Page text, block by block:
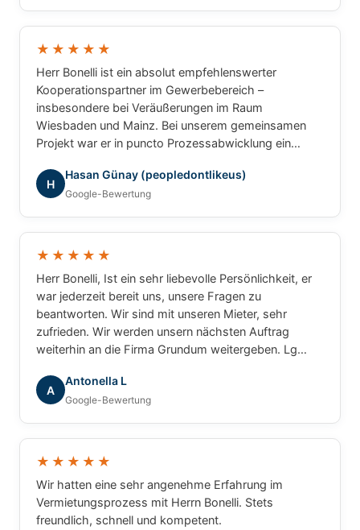
des gesamten Prozesses bestens betreut gefühlt
und können Herrn Bonelli uneingeschränkt
weiterempfehlen. Vielen Dank für die hervorragende
★★★★★
Herr Bonelli ist ein absolut empfehlenswerter
Kooperationspartner im Gewerbebereich –
insbesondere bei Veräußerungen im Raum
Wiesbaden und Mainz. Bei unserem gemeinsamen
Projekt war er in puncto Prozessabwicklung ein
ergebnisorientiert. Für gewerbliche Transaktionen
würde ich jederzeit wieder mit ihm
zusammenarbeiten.
H
Hasan Günay (peopledontlikeus)
Google-Bewertung
★★★★★
Herr Bonelli, Ist ein sehr liebevolle Persönlichkeit, er
war jederzeit bereit uns, unsere Fragen zu
beantworten. Wir sind mit unseren Mieter, sehr
zufrieden. Wir werden unsern nächsten Auftrag
weiterhin an die Firma Grundum weitergeben. Lg
A
Antonella L
Google-Bewertung
★★★★★
Wir hatten eine sehr angenehme Erfahrung im
Vermietungsprozess mit Herrn Bonelli. Stets
freundlich, schnell und kompetent.